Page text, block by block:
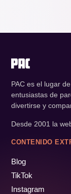
PAC es el lugar
entusiastas de
divertirse y
Desde 2001 la
CONTENIDO
Blog
TikTok
Instagram